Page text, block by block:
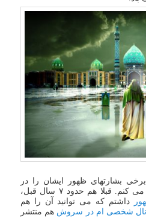
بشارتهای ظهور ایشان را در
روایات و سخنان بزرگان بیان می کنم. قبلا هم حدود ۷ سال قبل،
داشتم که می توانید آن را هم
شخصی ام در سروش هم منتشر